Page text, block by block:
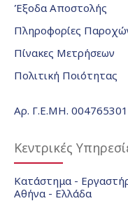
Έξοδα Αποστολής
Πληροφορίες
Πίνακες Μετρήσεων
Πολιτική Ποιότητας
Αρ. Γ.Ε.ΜΗ.
Κεντρικές
Κατάστημα -
Αθήνα - Ελλάδα